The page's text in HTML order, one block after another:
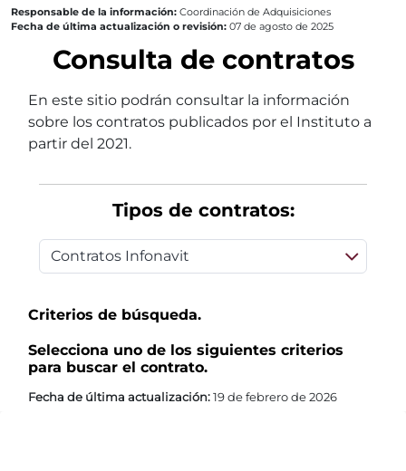
Responsable de la información: Coordinación de Adquisiciones
Fecha de última actualización o revisión: 07 de agosto de 2025
Consulta de contratos
En este sitio podrán consultar la información
sobre los contratos publicados por el Instituto a
partir del 2021.
Tipos de contratos:
Criterios de búsqueda.
Selecciona uno de los siguientes criterios
para buscar el contrato.
Fecha de última actualización:19 de febrero de 2026